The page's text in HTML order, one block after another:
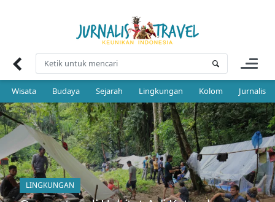
Wisata Budaya Sejarah Lingkungan Kolom Jurnalis
LINGKUNGAN